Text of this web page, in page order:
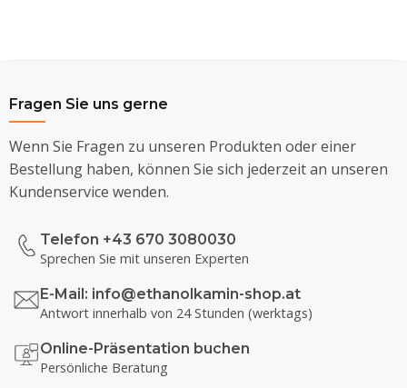
Fragen Sie uns gerne
Wenn Sie Fragen zu unseren Produkten oder einer
Bestellung haben, können Sie sich jederzeit an unseren
Kundenservice wenden.
Telefon +43 670 3080030
Sprechen Sie mit unseren Experten
E-Mail: info@ethanolkamin-shop.at
Antwort innerhalb von 24 Stunden (werktags)
Online-Präsentation buchen
Persönliche Beratung